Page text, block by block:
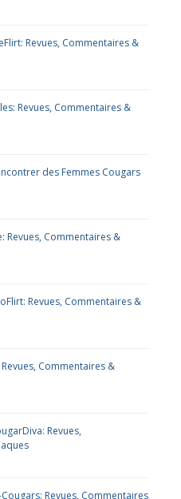
Revues, Commentaires &
Revues, Commentaires &
des Femmes Cougars
Revues, Commentaires &
Revues, Commentaires &
Commentaires &
Revues,
Revues, Commentaires